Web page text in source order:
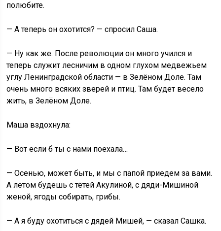
полюбите.
— А теперь он охотится? — спросил Саша.
— Ну как же. После революции он много учился и
теперь служит лесничим в одном глухом медвежьем
углу Ленинградской области — в Зелёном Доле. Там
очень много всяких зверей и птиц. Там будет весело
жить, в Зелёном Доле.
Маша вздохнула:
— Вот если б ты с нами поехала…
— Осенью, может быть, и мы с папой приедем за вами.
А летом будешь с тётей Акулиной, с дяди-Мишиной
женой, ягоды собирать, грибы.
— А я буду охотиться с дядей Мишей, — сказал Сашка.